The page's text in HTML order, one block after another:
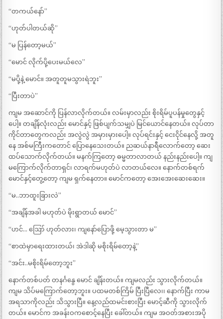
“တကယ်နော်”
“ဟုတ်ပါတယ်ဆို”
“မ ပြန်တော့မယ်”
“မောင် လိုက်ပို့ပေးမယ်လေ”
“မပို့နဲ့ မောင်။ အတူတူမသွားရဲဘူး”
“ပြီးတာပဲ”
ကျမ အဆောင်ကို ပြန်လာလိုက်တယ်။ လမ်းမှာလည်း စိုးရိမ်ပူပန်မှုတွေနှင့်
ပေါ့။ တချိန်လုံးလည်း မောင်နှင့် ဖြစ်ပျက်သမျှပဲ မြင်ယောင်နေတယ်။ လုပ်တာ
ကိုင်တာတွေကလည်း အလွဲလွဲ အမှားမှားပေါ့။ လုပ်ရင်းနှင့် ငေးငိုင်နေလို့ အတူ
နေ အစ်မကြီးကတောင် ပြောနေသေးတယ်။ ညဆယ်နာရီလောက်တော့ ဆေး
ထပ်သောက်လိုက်တယ်။ မနက်ကြတော့ ဓမ္မတာလာတယ် နည်းနည်းပေါ့။ ကျ
မကြောက်လိုက်တာရှင်၊ လာရက်မဟုတ်ပဲ လာတယ်လေ။ နောက်တစ်ရက်
မောင်နှင့်တွေ့တော့ ကျမ ရှက်နေတာ။ မောင်ကတော့ အေးအေးဆေးဆေး။
“မ..ဘာထူးခြားလဲ”
“အချိန်အခါ မဟုတ်ပဲ မိုးရွာတယ် မောင်”
“ဟင်… ဪ ဟုတ်လား၊ ကျနော်ပြောဖို့ မေ့သွားတာ မ”
“စာထဲမှာရေးထားတယ်၊ အဲဒါဆို မစိုးရိမ်တော့နဲ့”
“အင်း..မစိုးရိမ်တော့ဘူး”
နောက်တစ်ပတ် တနင်္ဂနွေ မောင် ချိန်းတယ်။ ကျမလည်း သွားလိုက်တယ်။
ကျမ သိပ်မကြောက်တော့ဘူး။ ပထမတစ်ကြိမ် ပြီးပြီလေ၊၊ နောက်ပြီး ကာမ
အရသာကိုလည်း သိသွားပြီ။ နေ့လည်ထမင်းစားပြီး မောင့်ဆီကို သွားလိုက်
တယ်။ မောင်က အခန်းဝကစောင့်နေပြီး ခေါ်တယ်။ ကျမ အဝတ်အစားအပို